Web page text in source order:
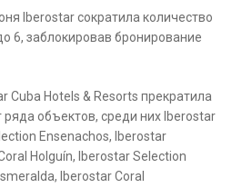
Iberostar сократила количество
6, заблокировав бронирование
Cuba Hotels & Resorts прекратила
объектов, среди них Iberostar
Ensenachos, Iberostar
Holguín, Iberostar Selection
Iberostar Coral